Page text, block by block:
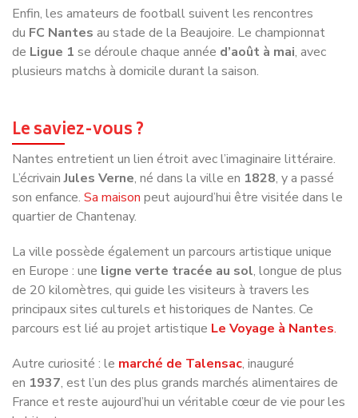
deLigue 1se déroule chaque annéed’août à mai, avec
plusieurs matchs à domicile durant la saison.
Nantes entretient un lien étroit avec l’imaginaire littéraire.
L’écrivainJules Verne , né dans la ville en
son enfance.Sa maisonpeut aujourd’hui être visitée dans le
quartier de Chantenay.
La ville possède également un parcours artistique unique
de 20 kilomètres, qui guide les visiteurs à travers les
principaux sites culturels et historiques de Nantes. Ce
parcours est lié au projet artistiqueLe Voyage à Nantes
Autre curiosité : lemarché de Talensac, inauguré
France et reste aujourd’hui un véritable cœur de vie pour les
habitants.